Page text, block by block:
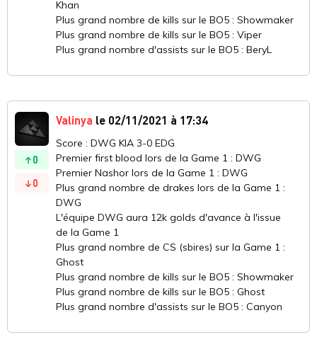
Khan
Plus grand nombre de kills sur le BO5 : Showmaker
Plus grand nombre de kills sur le BO5 : Viper
Plus grand nombre d'assists sur le BO5 : BeryL
0
0
Valinya le 02/11/2021 à 17:34
Score : DWG KIA 3-0 EDG
Premier first blood lors de la Game 1 : DWG
Premier Nashor lors de la Game 1 : DWG
Plus grand nombre de drakes lors de la Game 1 :
DWG
L'équipe DWG aura 12k golds d'avance à l'issue
de la Game 1
Plus grand nombre de CS (sbires) sur la Game 1 :
Ghost
Plus grand nombre de kills sur le BO5 : Showmaker
Plus grand nombre de kills sur le BO5 : Ghost
Plus grand nombre d'assists sur le BO5 : Canyon